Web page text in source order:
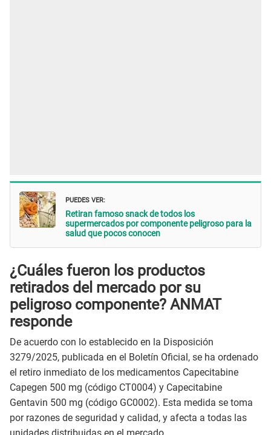
PUEDES VER:
Retiran famoso snack de todos los
supermercados por componente peligroso para la
salud que pocos conocen
¿Cuáles fueron los productos
retirados del mercado por su
peligroso componente? ANMAT
responde
De acuerdo con lo establecido en la Disposición
3279/2025, publicada en el Boletín Oficial, se ha ordenado
el retiro inmediato de los medicamentos Capecitabine
Capegen 500 mg (código CT0004) y Capecitabine
Gentavin 500 mg (código GC0002). Esta medida se toma
por razones de seguridad y calidad, y afecta a todas las